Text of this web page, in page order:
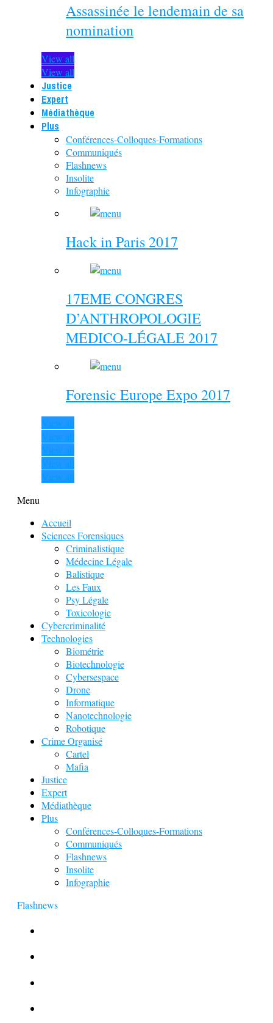
Assassinée le lendemain de sa
nomination
View all
View all
Justice
Expert
Médiathèque
Plus
Conférences-Colloques-Formations
Communiqués
Flashnews
Insolite
Infographie
Hack in Paris 2017
17EME CONGRES
D’ANTHROPOLOGIE
MEDICO-LÉGALE 2017
Forensic Europe Expo 2017
View all
View all
View all
View all
View all
Menu
Accueil
Sciences Forensiques
Criminalistique
Médecine Légale
Balistique
Les Faux
Psy Légale
Toxicologie
Cybercriminalité
Technologies
Biométrie
Biotechnologie
Cybersespace
Drone
Informatique
Nanotechnologie
Robotique
Crime Organisé
Cartel
Mafia
Justice
Expert
Médiathèque
Plus
Conférences-Colloques-Formations
Communiqués
Flashnews
Insolite
Infographie
Flashnews